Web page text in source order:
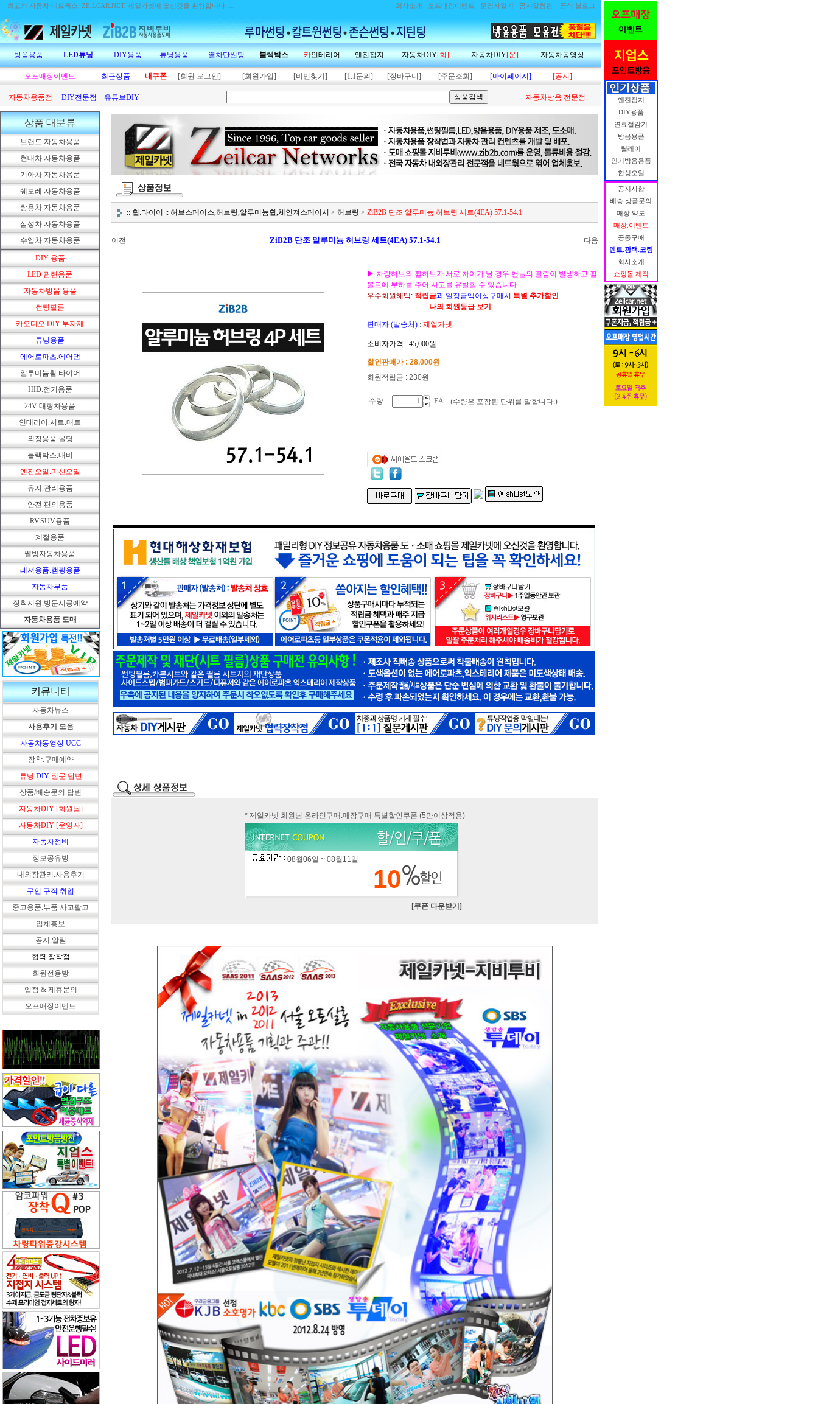
최고의 자동차 네트웍스, ZEiLCAR.NET. 제일카넷에 오신것을 환영합니다..... 회사소개 오프매장이벤트 운영자일기 공지알림란 공식 블로그
방음용품 LED튜닝 DIY용품 튜닝용품 열차단썬팅 블랙박스 카인테리어 엔진접지 자동차DIY[회] 자동차DIY[운] 자동차동영상
오프매장이벤트 최근상품 내쿠폰 [회원 로그인] [회원가입] [비번찾기] [1:1문의] [장바구니] [주문조회] [마이페이지] [공지]
자동차용품점 DIY전문점 유튜브DIY 자동차방음 전문점
상품 대분류
브랜드 자동차용품
현대차 자동차용품
기아차 자동차용품
쉐보레 자동차용품
쌍용차 자동차용품
삼성차 자동차용품
수입차 자동차용품
DIY 용품
LED 관련용품
자동차방음 용품
썬팅필름
카오디오 DIY 부자재
튜닝용품
에어로파츠.에어댐
알루미늄휠.타이어
HID.전기용품
24V 대형차용품
인테리어.시트.매트
외장용품.몰딩
블랙박스.내비
엔진오일.미션오일
유지.관리용품
안전.편의용품
RV.SUV용품
계절용품
웰빙자동차용품
레져용품.캠핑용품
자동차부품
장착지원.방문시공예약
자동차용품 도매
커뮤니티
자동차뉴스
사용후기 모음
자동차동영상 UCC
장착.구매예약
튜닝 DIY 질문.답변
상품/배송문의.답변
자동차DIY [회원님]
자동차DIY [운영자]
자동차정비
정보공유방
내외장관리.사용후기
구인.구직.취업
중고용품.부품 사고팔고
업체홍보
공지.알림
협력 장착점
회원전용방
입점 & 제휴문의
오프매장이벤트
:: 휠.타이어 :: 허브스페이스,허브링,알루미늄휠,체인져스페이서 > 허브링 > ZiB2B 단조 알루미늄 허브링 세트(4EA) 57.1-54.1
이전 ZiB2B 단조 알루미늄 허브링 세트(4EA) 57.1-54.1 다음
▶ 차량허브와 휠허브가 서로 차이가 날 경우 핸들의 떨림이 발생하고 휠
볼트에 부하를 주어 사고를 유발할 수 있습니다.
우수회원혜택: 적립금과 일정금액이상구매시 특별 추가할인..
나의 회원등급 보기
판매자 (발송처) : 제일카넷
소비자가격 : 45,000원
할인판매가 : 28,000원
회원적립금 : 230원
수량 EA (수량은 포장된 단위를 말합니다.)
* 제일카넷 회원님 온라인구매.매장구매 특별할인쿠폰 (5만이상적용)
08월06일 ~ 08월11일
10
[쿠폰 다운받기]
엔진접지
DIY용품
연료절감기
방음용품
릴레이
인기방음용품
합성오일
공지사항
배송.상품문의
매장.약도
매장.이벤트
공동구매
덴트.광택.코팅
회사소개
쇼핑몰 제작